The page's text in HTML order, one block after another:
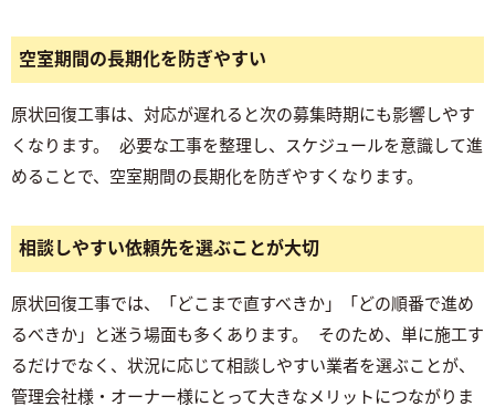
空室期間の長期化を防ぎやすい
原状回復工事は、対応が遅れると次の募集時期にも影響しやす
くなります。 必要な工事を整理し、スケジュールを意識して進
めることで、空室期間の長期化を防ぎやすくなります。
相談しやすい依頼先を選ぶことが大切
原状回復工事では、「どこまで直すべきか」「どの順番で進め
るべきか」と迷う場面も多くあります。 そのため、単に施工す
るだけでなく、状況に応じて相談しやすい業者を選ぶことが、
管理会社様・オーナー様にとって大きなメリットにつながりま